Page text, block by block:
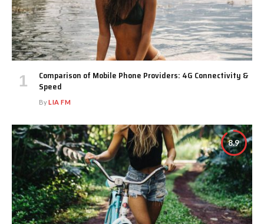
Comparison of Mobile Phone Providers: 4G Connectivity &
Speed
ByLIA FM
8.9